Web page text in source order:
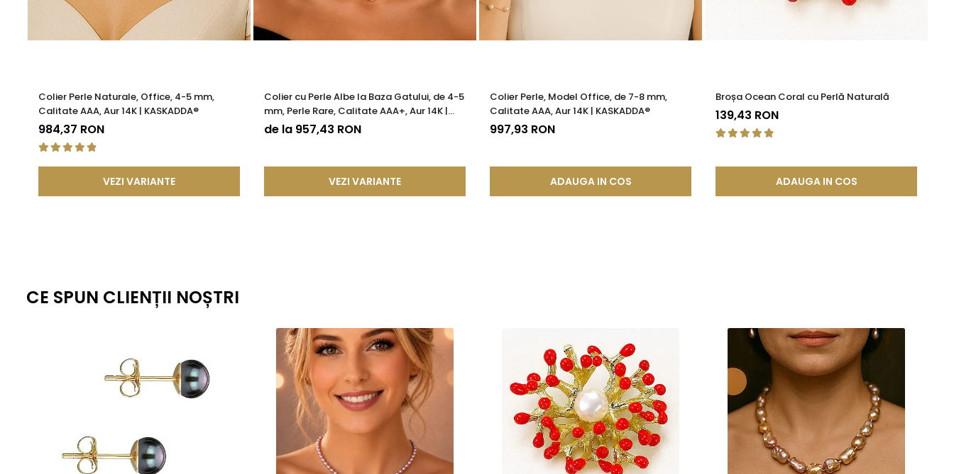
Colier Perle Naturale, Office, 4-5 mm,
Calitate AAA, Aur 14K | KASKADDA®
984,37 RON
VEZI VARIANTE
Colier cu Perle Albe la Baza Gatului, de 4-5
mm, Perle Rare, Calitate AAA+, Aur 14K |
KASKADDA®
de la 957,43 RON
VEZI VARIANTE
Colier Perle, Model Office, de 7-8 mm,
Calitate AAA, Aur 14K | KASKADDA®
997,93 RON
ADAUGA IN COS
Broșa Ocean Coral cu Perlă Naturală
139,43 RON
ADAUGA IN COS
CE SPUN CLIENȚII NOȘTRI